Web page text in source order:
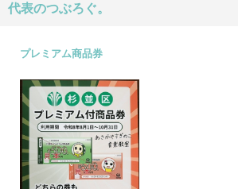
代表のつぶろぐ。
プレミアム商品券